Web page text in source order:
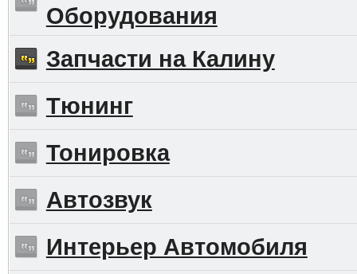
Оборудования
Запчасти на Калину
Тюнинг
Тонировка
Автозвук
Интерьер Автомобиля